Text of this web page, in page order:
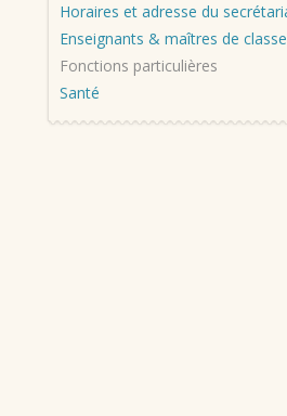
Horaires et adresse du
Enseignants & maîtres de
Fonctions particulières
Santé